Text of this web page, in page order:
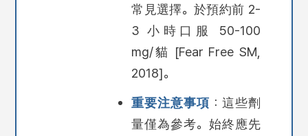
常見選擇。於預約前 2-
3 小時口服 50-100
mg/貓 [Fear Free SM,
2018]。
重要注意事項 ：這些劑
量僅為參考。始終應先